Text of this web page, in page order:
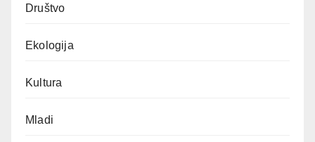
Društvo
Ekologija
Kultura
Mladi